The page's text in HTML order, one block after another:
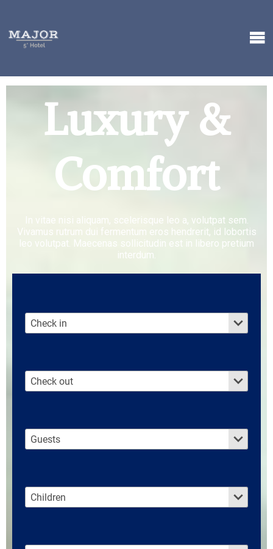
Luxury &
Comfort
In vitae nisi aliquam, scelerisque leo a, volutpat sem.
Vivamus rutrum dui fermentum eros hendrerit, id lobortis
leo volutpat. Maecenas sollicitudin est in libero pretium
interdum.